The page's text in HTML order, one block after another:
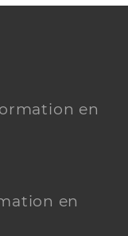
en
en